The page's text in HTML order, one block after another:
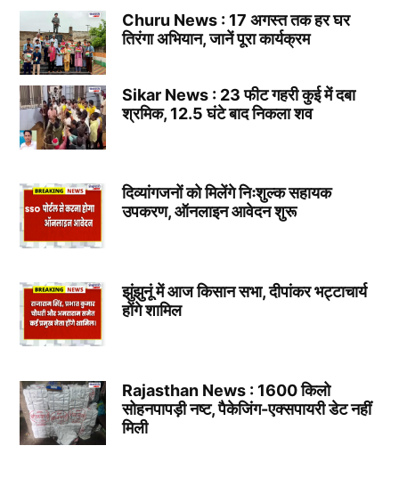
Churu News : 17 अगस्त तक हर घर
तिरंगा अभियान, जानें पूरा कार्यक्रम
Sikar News : 23 फीट गहरी कुई में दबा
श्रमिक, 12.5 घंटे बाद निकला शव
दिव्यांगजनों को मिलेंगे निःशुल्क सहायक
उपकरण, ऑनलाइन आवेदन शुरू
झुंझुनूं में आज किसान सभा, दीपांकर भट्टाचार्य
होंगे शामिल
Rajasthan News : 1600 किलो
सोहनपापड़ी नष्ट, पैकेजिंग-एक्सपायरी डेट नहीं
मिली